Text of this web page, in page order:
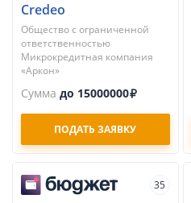
Credeo
Общество с ограниченной
ответственностью
Микрокредитная компания
«Аркон»
Сумма до 15000000
ПОДАТЬ ЗАЯВКУ
35